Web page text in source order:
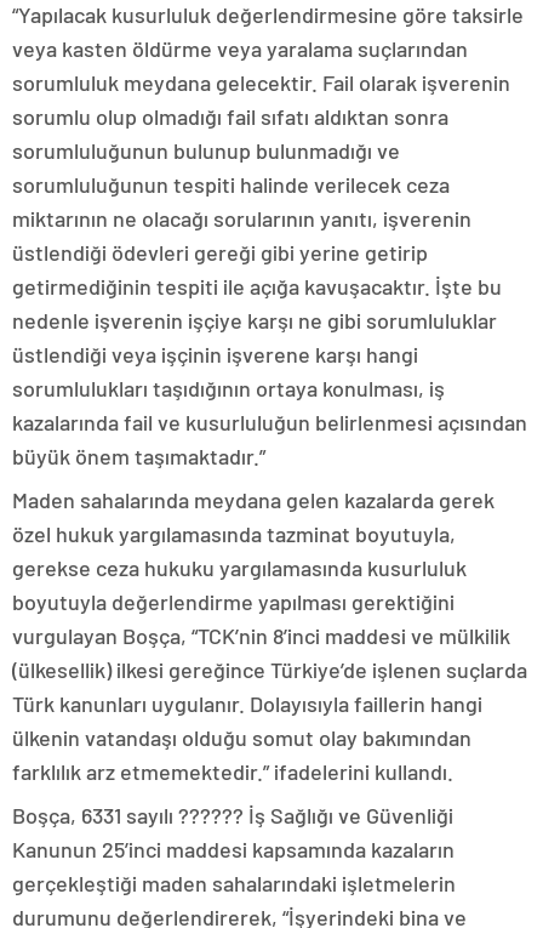
“Yapılacak kusurluluk değerlendirmesine göre taksirle
veya kasten öldürme veya yaralama suçlarından
sorumluluk meydana gelecektir. Fail olarak işverenin
sorumlu olup olmadığı fail sıfatı aldıktan sonra
sorumluluğunun bulunup bulunmadığı ve
sorumluluğunun tespiti halinde verilecek ceza
miktarının ne olacağı sorularının yanıtı, işverenin
üstlendiği ödevleri gereği gibi yerine getirip
getirmediğinin tespiti ile açığa kavuşacaktır. İşte bu
nedenle işverenin işçiye karşı ne gibi sorumluluklar
üstlendiği veya işçinin işverene karşı hangi
sorumlulukları taşıdığının ortaya konulması, iş
kazalarında fail ve kusurluluğun belirlenmesi açısından
büyük önem taşımaktadır.”
Maden sahalarında meydana gelen kazalarda gerek
özel hukuk yargılamasında tazminat boyutuyla,
gerekse ceza hukuku yargılamasında kusurluluk
boyutuyla değerlendirme yapılması gerektiğini
vurgulayan Boşça, “TCK’nin 8’inci maddesi ve mülkilik
(ülkesellik) ilkesi gereğince Türkiye’de işlenen suçlarda
Türk kanunları uygulanır. Dolayısıyla faillerin hangi
ülkenin vatandaşı olduğu somut olay bakımından
farklılık arz etmemektedir.” ifadelerini kullandı.
Boşça, 6331 sayılı ?????? İş Sağlığı ve Güvenliği
Kanunun 25’inci maddesi kapsamında kazaların
gerçekleştiği maden sahalarındaki işletmelerin
durumunu değerlendirerek, “İşyerindeki bina ve